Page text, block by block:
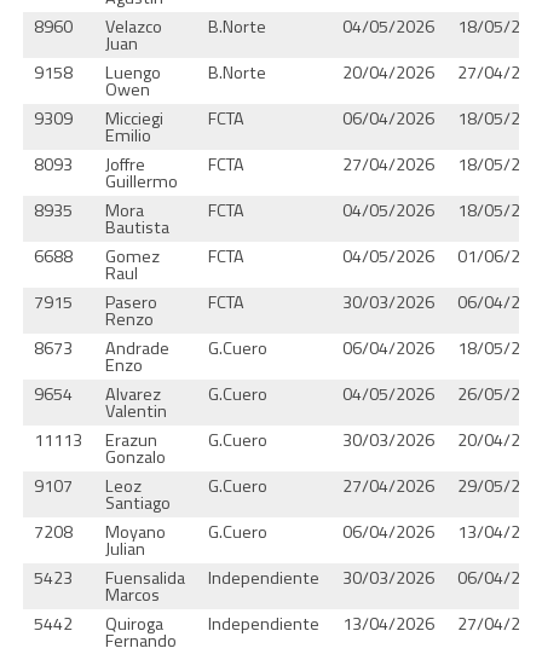
8960
Velazco
Juan
B.Norte 04/05/2026
18/05/
9158
Luengo
Owen
B.Norte 20/04/2026
27/04/
9309
Micciegi
Emilio
FCTA 06/04/2026
18/05/
8093
Joffre
Guillermo
FCTA 27/04/2026
18/05/
8935
Mora
Bautista
FCTA 04/05/2026
18/05/
6688
Gomez
Raul
FCTA 04/05/2026
01/06/
7915
Pasero
Renzo
FCTA 30/03/2026
06/04/
8673
Andrade
Enzo
G.Cuero 06/04/2026
18/05/
9654
Alvarez
Valentin
G.Cuero 04/05/2026
26/05/
11113
Erazun
Gonzalo
G.Cuero 30/03/2026
20/04/
9107
Leoz
Santiago
G.Cuero 27/04/2026
29/05/
7208
Moyano
Julian
G.Cuero 06/04/2026
13/04/
5423
Fuensalida
Marcos
Independiente 30/03/2026
06/04/
5442
Quiroga
Fernando
Independiente 13/04/2026
27/04/